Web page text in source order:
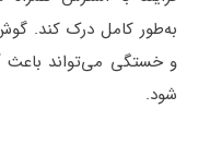
به‌طور کامل درک کند.
و خستگی می‌تواند باعث
شود.